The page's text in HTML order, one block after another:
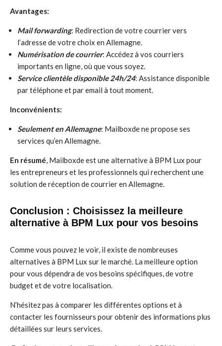
Avantages:
Mail forwarding: Redirection de votre courrier vers
l’adresse de votre choix en Allemagne.
Numérisation de courrier: Accédez à vos courriers
importants en ligne, où que vous soyez.
Service clientèle disponible 24h/24: Assistance disponible
par téléphone et par email à tout moment.
Inconvénients:
Seulement en Allemagne: Mailboxde ne propose ses
services qu’en Allemagne.
En résumé, Mailboxde est une alternative à BPM Lux pour
les entrepreneurs et les professionnels qui recherchent une
solution de réception de courrier en Allemagne.
Conclusion : Choisissez la meilleure
alternative à BPM Lux pour vos besoins
Comme vous pouvez le voir, il existe de nombreuses
alternatives à BPM Lux sur le marché. La meilleure option
pour vous dépendra de vos besoins spécifiques, de votre
budget et de votre localisation.
N’hésitez pas à comparer les différentes options et à
contacter les fournisseurs pour obtenir des informations plus
détaillées sur leurs services.